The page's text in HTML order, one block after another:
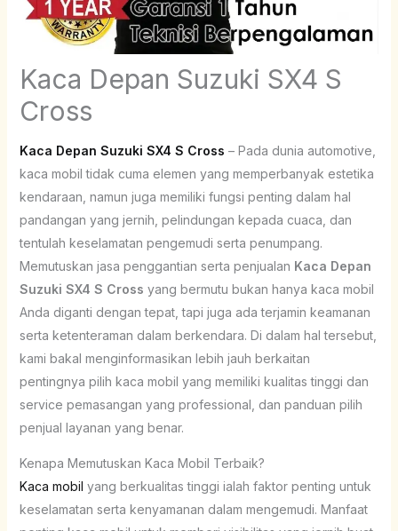
Kaca Depan Suzuki SX4 S
Cross
Kaca Depan Suzuki SX4 S Cross – Pada dunia automotive,
kaca mobil tidak cuma elemen yang memperbanyak estetika
kendaraan, namun juga memiliki fungsi penting dalam hal
pandangan yang jernih, pelindungan kepada cuaca, dan
tentulah keselamatan pengemudi serta penumpang.
Memutuskan jasa penggantian serta penjualan Kaca Depan
Suzuki SX4 S Cross yang bermutu bukan hanya kaca mobil
Anda diganti dengan tepat, tapi juga ada terjamin keamanan
serta ketenteraman dalam berkendara. Di dalam hal tersebut,
kami bakal menginformasikan lebih jauh berkaitan
pentingnya pilih kaca mobil yang memiliki kualitas tinggi dan
service pemasangan yang professional, dan panduan pilih
penjual layanan yang benar.
Kenapa Memutuskan Kaca Mobil Terbaik?
Kaca mobil yang berkualitas tinggi ialah faktor penting untuk
keselamatan serta kenyamanan dalam mengemudi. Manfaat